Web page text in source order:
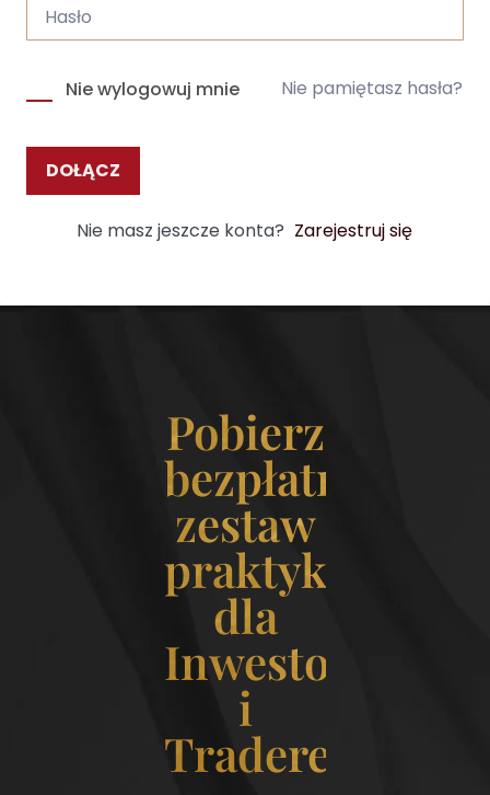
Nie wylogowuj mnie Nie pamiętasz hasła?
DOŁĄCZ
Nie masz jeszcze konta? Zarejestruj się
Pobierz
bezpłatny
zestaw
praktyk
dla
Inwestorek
i
Traderek